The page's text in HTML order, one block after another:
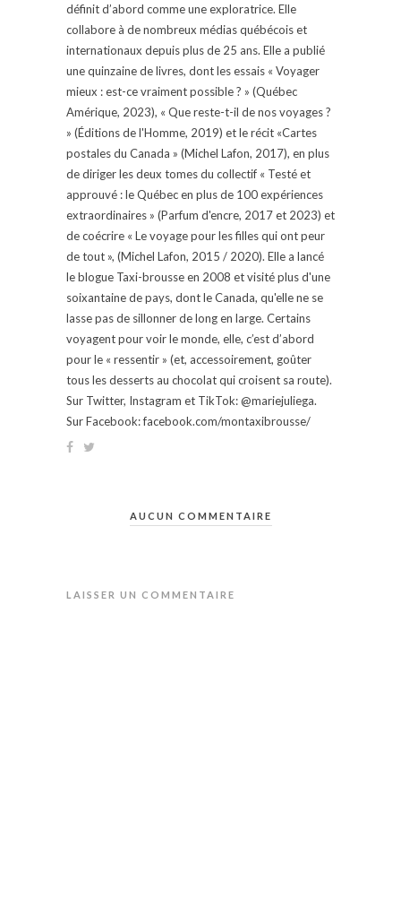
définit d’abord comme une exploratrice. Elle
collabore à de nombreux médias québécois et
internationaux depuis plus de 25 ans. Elle a publié
une quinzaine de livres, dont les essais « Voyager
mieux : est-ce vraiment possible ? » (Québec
Amérique, 2023), « Que reste-t-il de nos voyages ?
» (Éditions de l'Homme, 2019) et le récit «Cartes
postales du Canada » (Michel Lafon, 2017), en plus
de diriger les deux tomes du collectif « Testé et
approuvé : le Québec en plus de 100 expériences
extraordinaires » (Parfum d'encre, 2017 et 2023) et
de coécrire « Le voyage pour les filles qui ont peur
de tout », (Michel Lafon, 2015 / 2020). Elle a lancé
le blogue Taxi-brousse en 2008 et visité plus d'une
soixantaine de pays, dont le Canada, qu'elle ne se
lasse pas de sillonner de long en large. Certains
voyagent pour voir le monde, elle, c’est d’abord
pour le « ressentir » (et, accessoirement, goûter
tous les desserts au chocolat qui croisent sa route).
Sur Twitter, Instagram et TikTok: @mariejuliega.
Sur Facebook: facebook.com/montaxibrousse/
AUCUN COMMENTAIRE
LAISSER UN COMMENTAIRE